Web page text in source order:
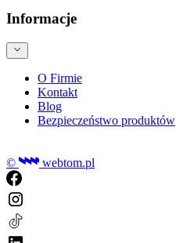
Informacje
O Firmie
Kontakt
Blog
Bezpieczeństwo produktów
© webtom.pl